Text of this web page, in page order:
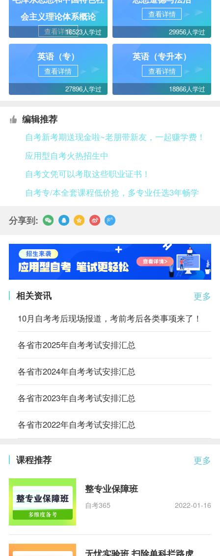
会主义理论体系概论
查看详情16523人学过
查看详情
29956人学过
英语（专）
查看详情
27896人学过
英语（专升本）
查看详情
18866人学过
编辑推荐
自考新考期送现金啦~老朋带新友，一起赚学费！
应用型自考火热招生中
自考文凭可以考取这些职业证书！
自考专/本全套课程低价抢，多专业任选3年畅学
分享到:
更多
相关资讯
10月自考考后现场报道，考前考后各类事项来了！
各省市2025年自考考试安排汇总
各省市2024年自考考试安排汇总
各省市2023年自考考试安排汇总
各省市2022年自考考试安排汇总
更多
课程推荐
整专业保障班
自考365 2022-01-16